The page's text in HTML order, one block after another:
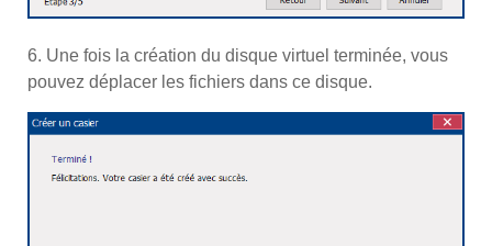
6. Une fois la création du disque virtuel terminée, vous
pouvez déplacer les fichiers dans ce disque.